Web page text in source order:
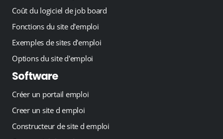
Coût du logiciel de job board
Fonctions du site d'emploi
Exemples de sites d'emploi
Options du site d'emploi
Software
Créer un portail emploi
Creer un site d emploi
Constructeur de site d emploi